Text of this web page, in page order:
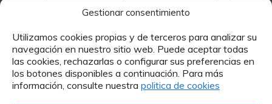
Gestionar consentimiento
Utilizamos cookies propias y de terceros para analizar su
navegación en nuestro sitio web. Puede aceptar todas
las cookies, rechazarlas o configurar sus preferencias en
los botones disponibles a continuación. Para más
información, consulte nuestra politica de cookies
solicitud, inscribirte como socio o gestionar tu donación. Podrás ejercer tus
derechos sobre ellos dirigiendo una petición alopd@caritas-zaragoza.es
He leído y acepto elAviso Legal yla Política de Privacidad